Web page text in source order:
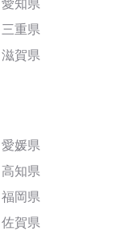
愛知県
三重県
滋賀県
愛媛県
高知県
福岡県
佐賀県